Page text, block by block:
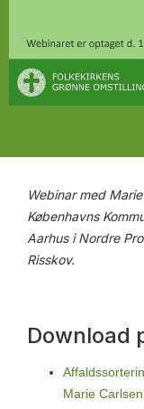
Webinar med
Københavns
Aarhus i Nordre
Risskov.
Download
Marie